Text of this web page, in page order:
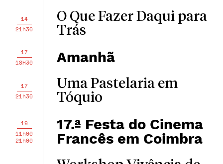
14
21h30
O Que Fazer Daqui para
Trás
17
18H30
Amanhã
17
21h30
Uma Pastelaria em
Tóquio
19
11h00
21h00
17.ª Festa do Cinema
Francês em Coimbra